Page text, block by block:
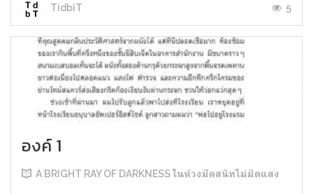
TidbiT 5
องค์ 1
A BRIGHT RAY OF DARKNESS ในห้วงมืดสนิทไม่มิดแสง